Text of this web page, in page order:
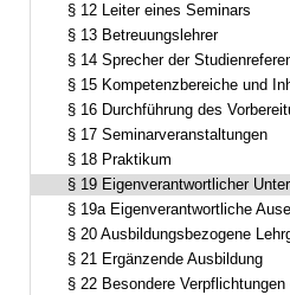
§ 12 Leiter eines Seminars
§ 13 Betreuungslehrer
§ 14 Sprecher der
§ 15 Kompetenzbereiche und
§ 16 Durchführung des
§ 17 Seminarveranstaltungen
§ 18 Praktikum
§ 19 Eigenverantwortlicher
§ 19a Eigenverantwortliche
§ 20 Ausbildungsbezogene
§ 21 Ergänzende Ausbildung
§ 22 Besondere